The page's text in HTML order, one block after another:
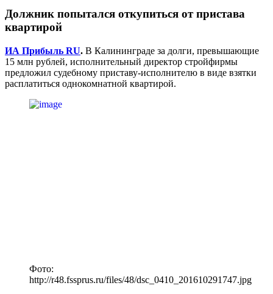
Должник попытался откупиться от пристава
квартирой
ИА Прибыль RU. В Калининграде за долги, превышающие
15 млн рублей, исполнительный директор стройфирмы
предложил судебному приставу-исполнителю в виде взятки
расплатиться однокомнатной квартирой.
Фото:
http://r48.fssprus.ru/files/48/dsc_0410_201610291747.jpg